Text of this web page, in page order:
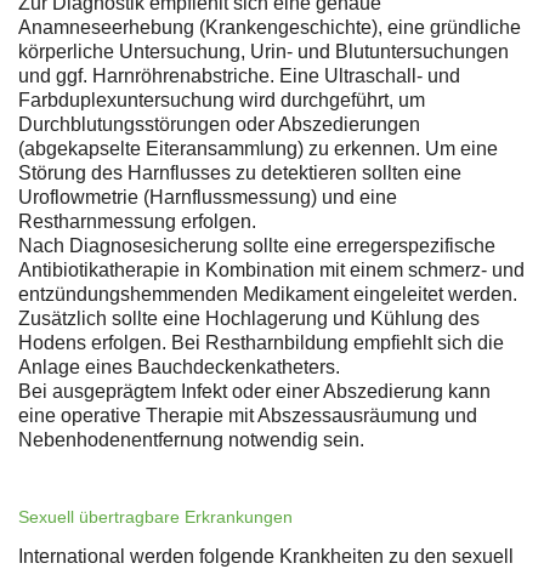
Anamneseerhebung (Krankengeschichte), eine gründliche
körperliche Untersuchung, Urin- und Blutuntersuchungen
und ggf. Harnröhrenabstriche. Eine Ultraschall- und
Farbduplexuntersuchung wird durchgeführt, um
Durchblutungsstörungen oder Abszedierungen
(abgekapselte Eiteransammlung) zu erkennen. Um eine
Störung des Harnflusses zu detektieren sollten eine
Uroflowmetrie (Harnflussmessung) und eine
Restharnmessung erfolgen.
Nach Diagnosesicherung sollte eine erregerspezifische
Antibiotikatherapie in Kombination mit einem schmerz- und
entzündungshemmenden Medikament eingeleitet werden.
Zusätzlich sollte eine Hochlagerung und Kühlung des
Hodens erfolgen. Bei Restharnbildung empfiehlt sich die
Anlage eines Bauchdeckenkatheters.
Bei ausgeprägtem Infekt oder einer Abszedierung kann
eine operative Therapie mit Abszessausräumung und
Nebenhodenentfernung notwendig sein.
Sexuell übertragbare Erkrankungen
International werden folgende Krankheiten zu den sexuell